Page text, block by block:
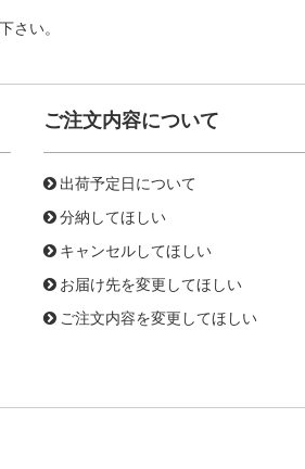
さい。
ご注文内容について
出荷予定日について
分納してほしい
キャンセルしてほしい
お届け先を変更してほしい
ご注文内容を変更してほしい